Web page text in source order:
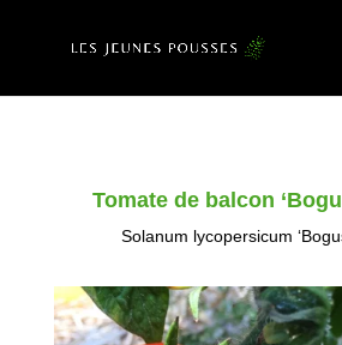
Tomate de balcon
Solanum lycopersicum